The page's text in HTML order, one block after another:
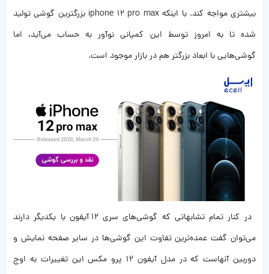
بیشتری مواجه کند. با اینکه iphone 12 pro max بزرگترین گوشی تولید
شده تا به امروز توسط این کمپانی نوآور به حساب می‌آید، اما
گوشی‌هایی با ابعاد بزرگتر هم در بازار موجود است.
در کنار تمام تشابهاتی که گوشی‌های سری ۱۲ آیفون با یکدیگر دارند
می‌توان گفت عمده‌ترین تفاوت این گوشی‌ها در سایر صفحه نمایش و
دوربین آنهاست که در مدل آیفون 12 پرو مکس این تغییرات به اوج